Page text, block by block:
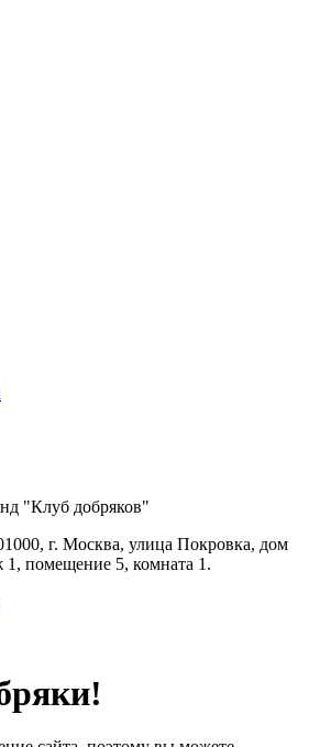
"Клуб добряков"
г. Москва, улица Покровка, дом
1, помещение 5, комната 1.